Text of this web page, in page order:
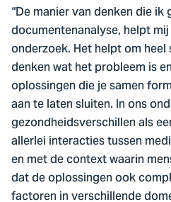
“De manier van denken die
documentenanalyse, helpt
onderzoek. Het helpt om
denken wat het probleem is
oplossingen die je samen
aan te laten sluiten. In ons
gezondheidsverschillen als
allerlei interacties tussen
en met de context waarin
dat de oplossingen ook